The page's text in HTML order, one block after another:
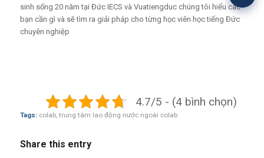
sinh sống 20 năm tại Đức IECS và Vuatiengduc chúng tôi hiểu các
bạn cần gì và sẽ tìm ra giải pháp cho từng học viên học tiếng Đức
chuyên nghiệp
4.7/5 - (4 bình chọn)
Tags: colab,trung tâm lao động nước ngoài colab
Share this entry